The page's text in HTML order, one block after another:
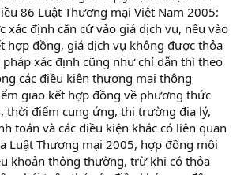
86 Luật Thương mại Việt Nam 2005:
xác định căn cứ vào giá dịch vụ, nếu vào
hợp đồng, giá dịch vụ không được thỏa
xác định cũng như chỉ dẫn thì theo
các điều kiện thương mại thông
giao kết hợp đồng về phương thức
thời điểm cung ứng, thị trường địa lý,
toán và các điều kiện khác có liên quan
Luật Thương mại 2005, hợp đồng môi
khoản thông thường, trừ khi có thỏa